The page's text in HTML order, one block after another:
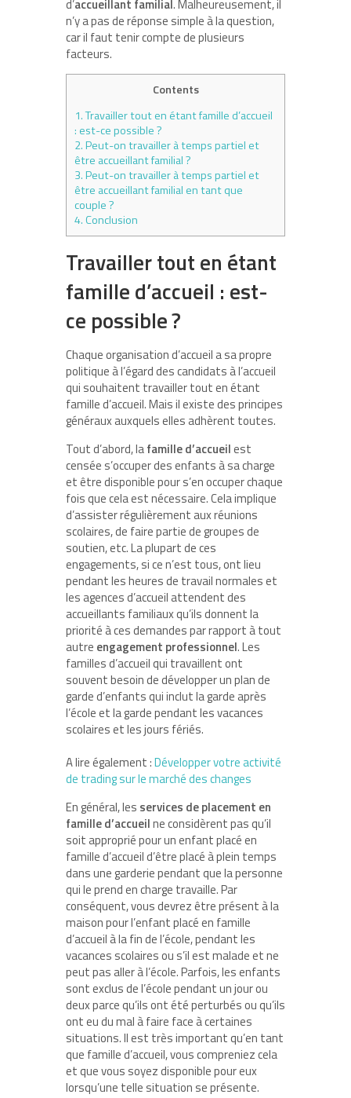
d’accueillant familial. Malheureusement, il
n’y a pas de réponse simple à la question,
car il faut tenir compte de plusieurs
facteurs.
Contents
1.Travailler tout en étant famille d’accueil
: est-ce possible ?
2.Peut-on travailler à temps partiel et
être accueillant familial ?
3.Peut-on travailler à temps partiel et
être accueillant familial en tant que
couple ?
4.Conclusion
Travailler tout en étant
famille d’accueil : est-
ce possible ?
Chaque organisation d’accueil a sa propre
politique à l’égard des candidats à l’accueil
qui souhaitent travailler tout en étant
famille d’accueil. Mais il existe des principes
généraux auxquels elles adhèrent toutes.
Tout d’abord, lafamille d’accueilest
censée s’occuper des enfants à sa charge
et être disponible pour s’en occuper chaque
fois que cela est nécessaire. Cela implique
d’assister régulièrement aux réunions
scolaires, de faire partie de groupes de
soutien, etc. La plupart de ces
engagements, si ce n’est tous, ont lieu
pendant les heures de travail normales et
les agences d’accueil attendent des
accueillants familiaux qu’ils donnent la
priorité à ces demandes par rapport à tout
autre engagement professionnel. Les
familles d’accueil qui travaillent ont
souvent besoin de développer un plan de
garde d’enfants qui inclut la garde après
l’école et la garde pendant les vacances
scolaires et les jours fériés.
A lire également :Développer votre activité
de trading sur le marché des changes
En général, les services de placement en
famille d’accueilne considèrent pas qu’il
soit approprié pour un enfant placé en
famille d’accueil d’être placé à plein temps
dans une garderie pendant que la personne
qui le prend en charge travaille. Par
conséquent, vous devrez être présent à la
maison pour l’enfant placé en famille
d’accueil à la fin de l’école, pendant les
vacances scolaires ou s’il est malade et ne
peut pas aller à l’école. Parfois, les enfants
sont exclus de l’école pendant un jour ou
deux parce qu’ils ont été perturbés ou qu’ils
ont eu du mal à faire face à certaines
situations. Il est très important qu’en tant
que famille d’accueil, vous compreniez cela
et que vous soyez disponible pour eux
lorsqu’une telle situation se présente.